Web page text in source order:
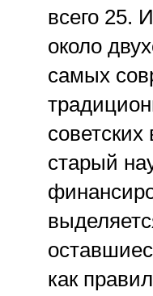
всего 25.
около
самых
старый
как